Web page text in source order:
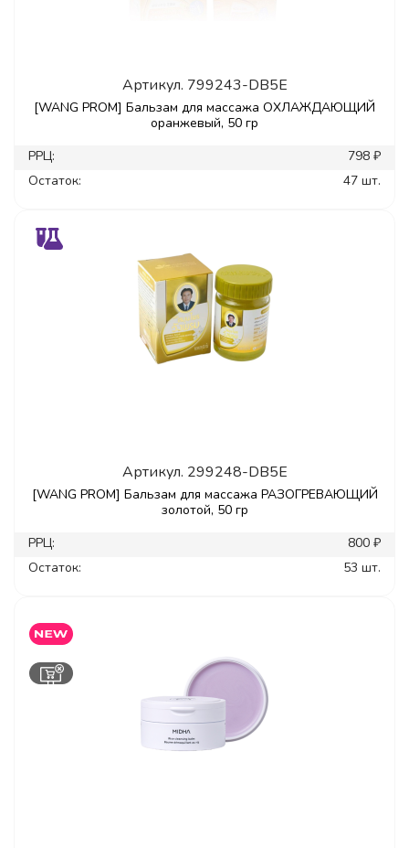
Артикул. 799243-DB5E
[WANG PROM] Бальзам для массажа ОХЛАЖДАЮЩИЙ
оранжевый, 50 гр
РРЦ:
798 ₽
Остаток:
47 шт.
Артикул. 299248-DB5E
[WANG PROM] Бальзам для массажа РАЗОГРЕВАЮЩИЙ
золотой, 50 гр
РРЦ:
800 ₽
Остаток:
53 шт.